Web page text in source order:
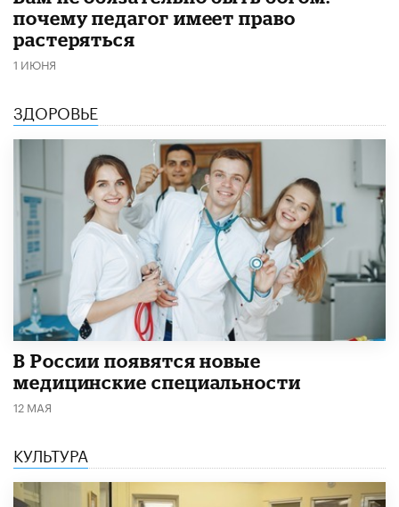
почему педагог имеет право
растеряться
1 ИЮНЯ
ЗДОРОВЬЕ
В России появятся новые
медицинские специальности
12 МАЯ
КУЛЬТУРА